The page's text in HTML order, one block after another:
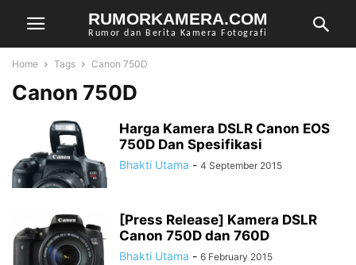
RUMORKAMERA.COM
Rumor dan Berita Kamera Fotografi
Home Tags Canon 750D
Canon 750D
Harga Kamera DSLR Canon EOS
750D Dan Spesifikasi
Bhakti Utama - 4 September 2015
[Press Release] Kamera DSLR
Canon 750D dan 760D
Bhakti Utama - 6 February 2015